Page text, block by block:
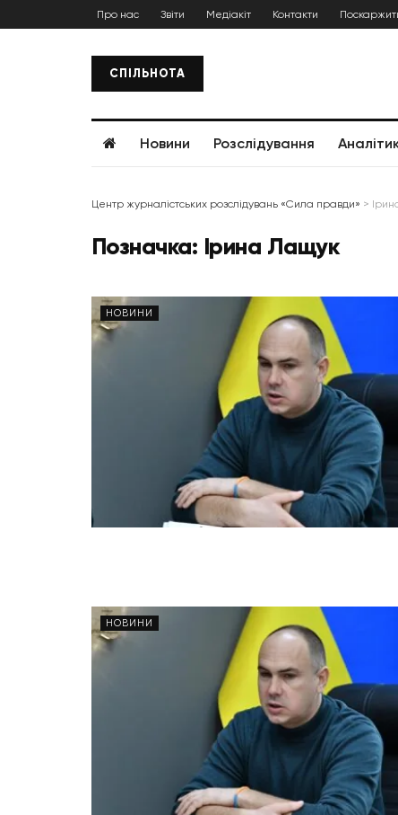
Про нас Звіти Медіакіт Контакти
СПІЛЬНОТА
Новини Розслідування
Центр журналістських розслідувань «Сила правди» >
Позначка: Ірина Лащук
НОВИНИ
НОВИНИ